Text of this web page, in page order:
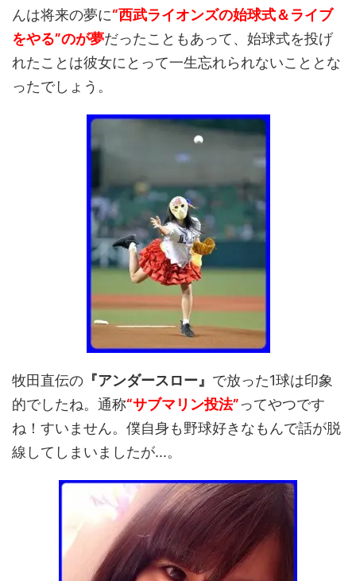
んは将来の夢に“西武ライオンズの始球式＆ライブ
をやる”のが夢だったこともあって、始球式を投げ
れたことは彼女にとって一生忘れられないこととな
ったでしょう。
牧田直伝の 『アンダースロー』 で放った1球は印象
的でしたね。通称“サブマリン投法”ってやつです
ね！すいません。僕自身も野球好きなもんで話が脱
線してしまいましたが...。